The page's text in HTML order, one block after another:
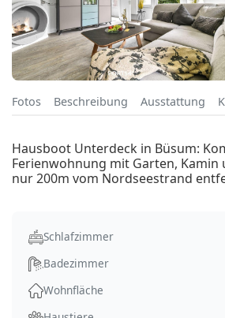
Fotos Beschreibung Ausstattung
Hausboot Unterdeck in Büsum:
Ferienwohnung mit Garten, Kamin
nur 200m vom Nordseestrand
Schlafzimmer
Badezimmer
Wohnfläche